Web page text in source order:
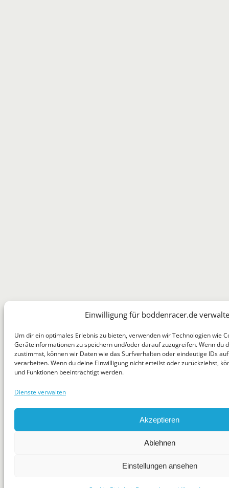
Einwilligung für boddenracer.de
Um dir ein optimales Erlebnis zu bieten, verwenden wir Technologien wie
Geräteinformationen zu speichern und/oder darauf zuzugreifen. Wenn du
zustimmst, können wir Daten wie das Surfverhalten oder eindeutige IDs
verarbeiten. Wenn du deine Einwilligung nicht erteilst oder zurückziehst,
und Funktionen beeinträchtigt werden.
Dienste verwalten
Akzeptieren
Ablehnen
Einstellungen ansehen